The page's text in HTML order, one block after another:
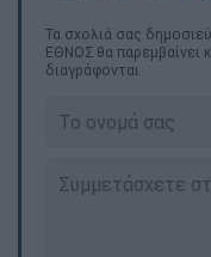
Τα σχολιά σας
ΕΘΝΟΣ θα παρεμβαίνει
διαγράφονται